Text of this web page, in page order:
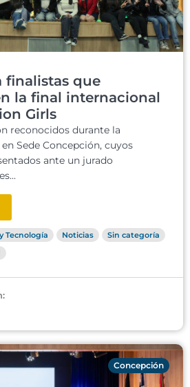
finalistas que
la final internacional
Girls
reconocidos durante la
Sede Concepción, cuyos
ante un jurado
Tecnología Noticias
Sin categoría
Concepción